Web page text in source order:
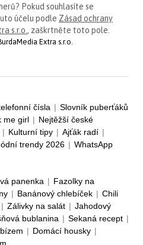
Pokud souhlasíte se
účelu podle Zásad ochrany
s.r.o. , zaškrtněte toto pole.
Extra s.r.o.
čísla | Slovník puberťáků
me girl | Nejtěžší české
| Kulturní tipy | Ajťák radí |
trendy 2026 | WhatsApp
panenka | Fazolky na
| Banánový chlebíček | Chili
| Zálivky na salát | Jahodový
bublanina | Sekaná recept |
| Domácí housky |